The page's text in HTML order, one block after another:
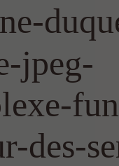
jpeg-
des-